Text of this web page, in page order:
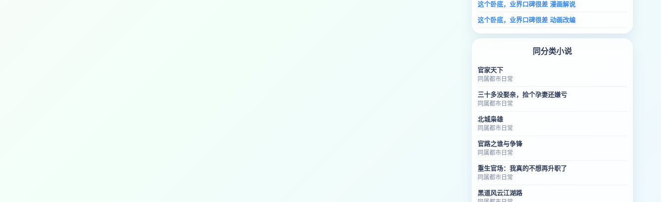
这个卧底，业界口碑很差 漫画解说
这个卧底，业界口碑很差 动画改编
同分类小说
官家天下
同属都市日常
三十多没娶亲，捡个孕妻还嫌亏
同属都市日常
北城枭雄
同属都市日常
官路之谁与争锋
同属都市日常
重生官场：我真的不想再升职了
同属都市日常
黑道风云江湖路